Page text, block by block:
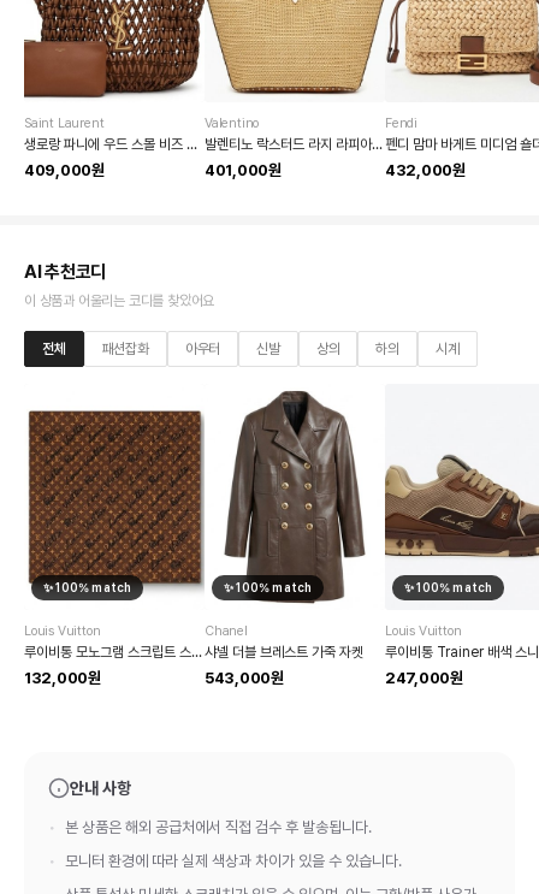
Saint Laurent
생로랑 파니에 우드 스몰 비즈 토트백 (탈착식 지퍼 파우치 포함)
409,000원
Valentino
발렌티노 락스터드 라지 라피아 토트백
401,000원
Fendi
펜디 맘마 바게트 미디엄 숄
432,000원
AI 추천코디
이 상품과 어울리는 코디를 찾았어요
전체 패션잡화 아우터 신발 상의 하의 시계
✨100% match
Louis Vuitton
루이비통 모노그램 스크립트 스퀘어 스카프
132,000원
✨100% match
Chanel
샤넬 더블 브레스트 가죽 자켓
543,000원
✨100% match
Louis Vuitton
루이비통 Trainer 배색 스
247,000원
안내 사항
본 상품은 해외 공급처에서 직접 검수 후 발송됩니다.
모니터 환경에 따라 실제 색상과 차이가 있을 수 있습니다.